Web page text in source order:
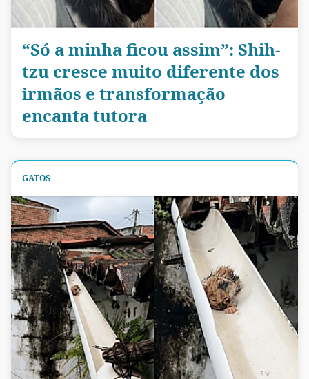
“Só a minha ficou assim”: Shih-
tzu cresce muito diferente dos
irmãos e transformação
encanta tutora
GATOS